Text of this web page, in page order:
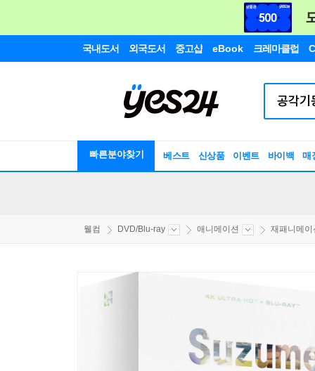
국내도서 외국도서 중고샵 eBook 크레마클럽
빠른분야찾기 베스트 신상품 이벤트 바이백 매
웰컴 DVD/Blu-ray 애니메이션 재패니메이